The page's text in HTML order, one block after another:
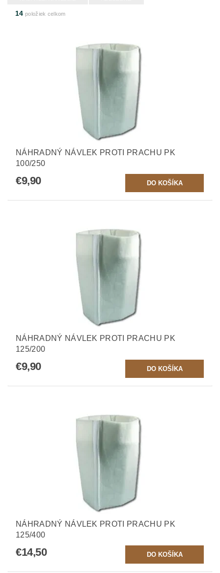
14 položiek celkom
NÁHRADNÝ NÁVLEK PROTI PRACHU PK
100/250
€9,90
NÁHRADNÝ NÁVLEK PROTI PRACHU PK
125/200
€9,90
NÁHRADNÝ NÁVLEK PROTI PRACHU PK
125/400
€14,50